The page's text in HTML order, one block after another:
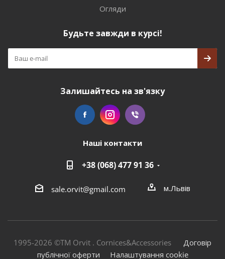
Огляди
Будьте завжди в курсі!
Залишайтесь на зв'язку
Наші контакти
+38 (068) 477 91 36
sale.orvit@gmail.com м.Львів
1995-2026 ©TM Orvit . Cornices&Accessories Договір
публічної оферти
Налаштування cookie